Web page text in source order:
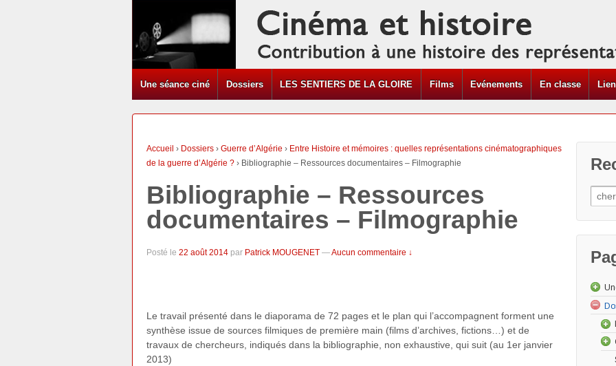
Une séance ciné Dossiers LES SENTIERS DE LA GLOIRE Films Evénements En classe
Accueil › Dossiers › Guerre d’Algérie › Entre Histoire et mémoires : quelles représentations cinématographiques
de la guerre d’Algérie ? › Bibliographie – Ressources documentaires – Filmographie
Bibliographie – Ressources
documentaires – Filmographie
Posté le 22 août 2014 par Patrick MOUGENET —Aucun commentaire ↓
Le travail présenté dans le diaporama de 72 pages et le plan qui l’accompagnent forment une
synthèse issue de sources filmiques de première main (films d’archives, fictions…) et de
travaux de chercheurs, indiqués dans la bibliographie, non exhaustive, qui suit (au 1er janvier
2013)